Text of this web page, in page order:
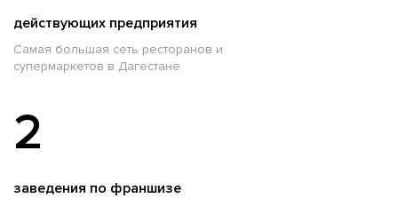
действующих предприятия
Самая большая сеть ресторанов и
супермаркетов в Дагестане
2
заведения по франшизе